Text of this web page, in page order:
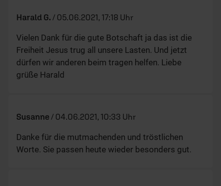
Harald G. / 05.06.2021, 17:18 Uhr
Vielen Dank für die gute Botschaft ja das ist die
Freiheit Jesus trug all unsere Lasten. Und jetzt
dürfen wir anderen beim tragen helfen. Liebe
grüße Harald
Susanne / 04.06.2021, 10:33 Uhr
Danke für die mutmachenden und tröstlichen
Worte. Sie passen heute wieder besonders gut.